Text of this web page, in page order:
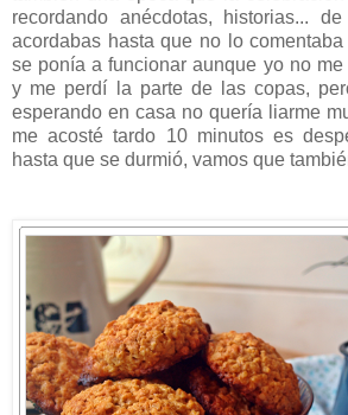
recordando anécdotas, historias...
acordabas hasta que no lo
se ponía a funcionar aunque yo no
y me perdí la parte de las copas,
esperando en casa no quería liarme
me acosté tardo 10 minutos es
hasta que se durmió, vamos que